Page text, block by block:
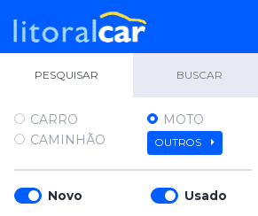
PESQUISAR BUSCAR
CARRO
MOTO
CAMINHÃO
OUTROS
Novo Usado